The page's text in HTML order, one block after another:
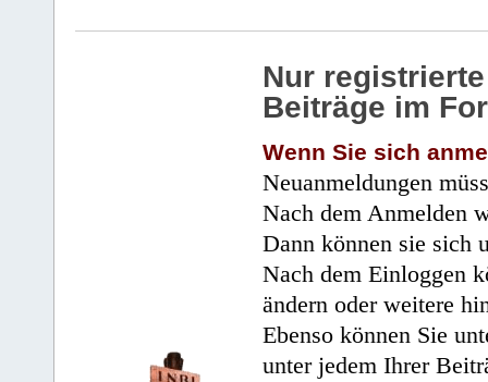
Nur
Beiträge im
Wenn Sie sich
Neuanmeldungen
Nach dem Anmelden
Dann können sie sich
Nach dem Einloggen
ändern oder weitere
Ebenso können Sie
unter jedem Ihrer